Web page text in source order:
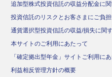
追加型株式投資信託の収益分配金に
投資信託のリスクとお客さまにご負
通貨選択型投資信託の収益/損失に関
本サイトのご利用にあたって
「確定拠出型年金」サイトご利用に
利益相反管理方針の概要